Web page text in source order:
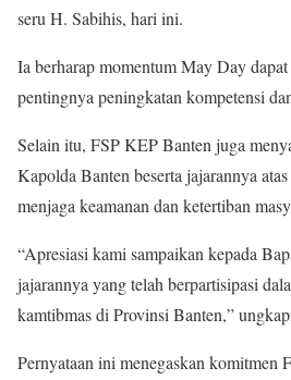
seru H. Sabihis, hari ini.
Ia berharap momentum May Day
pentingnya peningkatan kompetensi
Selain itu, FSP KEP Banten juga
Kapolda Banten beserta jajarannya
menjaga keamanan dan ketertiban
“Apresiasi kami sampaikan kepada
jajarannya yang telah berpartisipasi
kamtibmas di Provinsi Banten,”
Pernyataan ini menegaskan komitmen